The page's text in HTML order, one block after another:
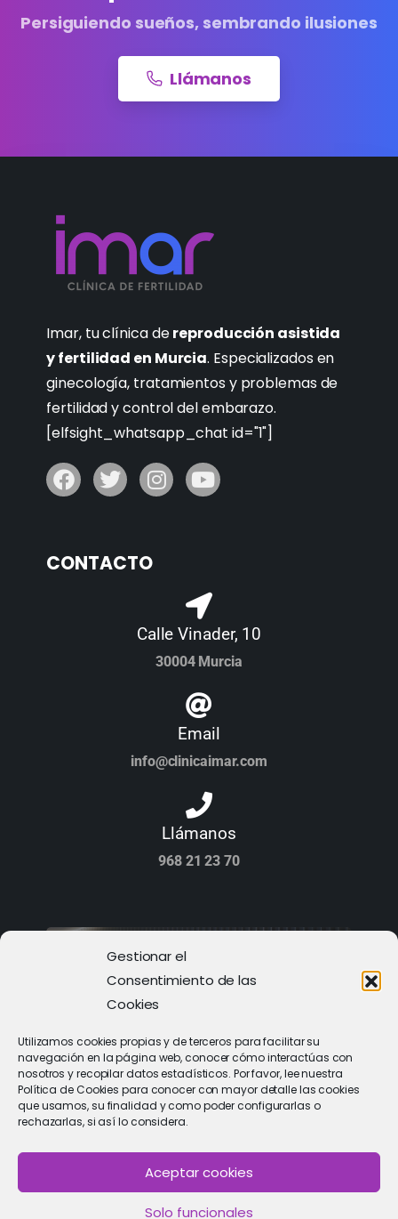
Gestionar el
Consentimiento de las
Cookies
Utilizamos cookies propias y de terceros para facilitar su
navegación en la página web, conocer cómo interactúas con
nosotros y recopilar datos estadísticos. Por favor, lee nuestra
Política de Cookies para conocer con mayor detalle las cookies
que usamos, su finalidad y como poder configurarlas o
rechazarlas, si así lo considera.
Aceptar cookies
Solo funcionales
Persiguiendo sueños, sembrando ilusiones
Llámanos
Imar, tu clínica dereproducción asistida
y fertilidad en Murcia. Especializados en
ginecología, tratamientos y problemas de
fertilidad y control del embarazo.
[elfsight_whatsapp_chat id="1"]
CONTACTO
Calle Vinader, 10
30004 Murcia
Email
info@clinicaimar.com
Llámanos
968 21 23 70
PIDE CITA
Solicitar cita con un especialista